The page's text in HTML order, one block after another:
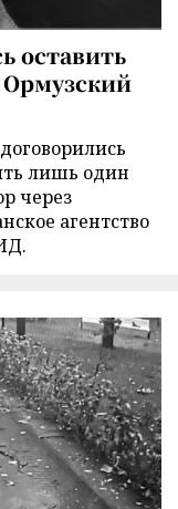
оставить
Ормузский
лишь один
через
агентство